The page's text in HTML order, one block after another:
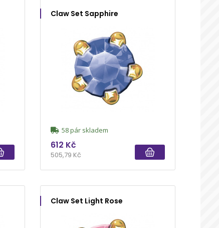
Claw Set Sapphire
58 pár skladem
612 Kč
505,79 Kč
Claw Set Light Rose